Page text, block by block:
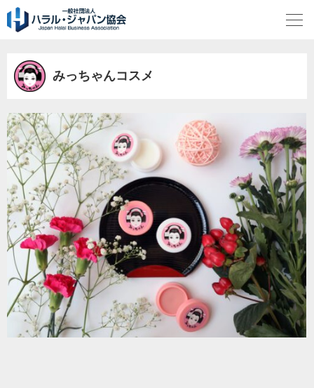
みっちゃんコスメ